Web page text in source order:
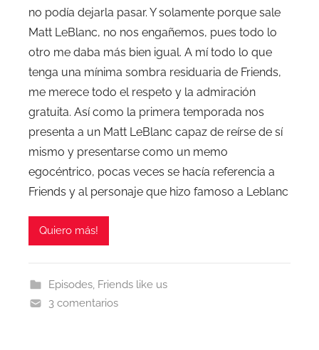
no podía dejarla pasar. Y solamente porque sale
Matt LeBlanc, no nos engañemos, pues todo lo
otro me daba más bien igual. A mí todo lo que
tenga una mínima sombra residuaria de Friends,
me merece todo el respeto y la admiración
gratuita. Así como la primera temporada nos
presenta a un Matt LeBlanc capaz de reírse de sí
mismo y presentarse como un memo
egocéntrico, pocas veces se hacía referencia a
Friends y al personaje que hizo famoso a Leblanc
Quiero más!
Episodes, Friends like us
3 comentarios